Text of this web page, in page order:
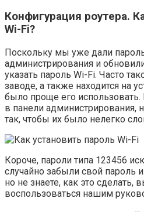
Конфигурация роутера.
Wi-Fi?
Поскольку мы уже дали
администрирования и
указать пароль Wi-Fi. Часто
заводе, а также находится на
было проще его
в панели администрирования,
так, чтобы их было нелегко
Короче, пароли типа 123456
случайно забыли свой пароль
но не знаете, как это сделать,
воспользоваться нашим